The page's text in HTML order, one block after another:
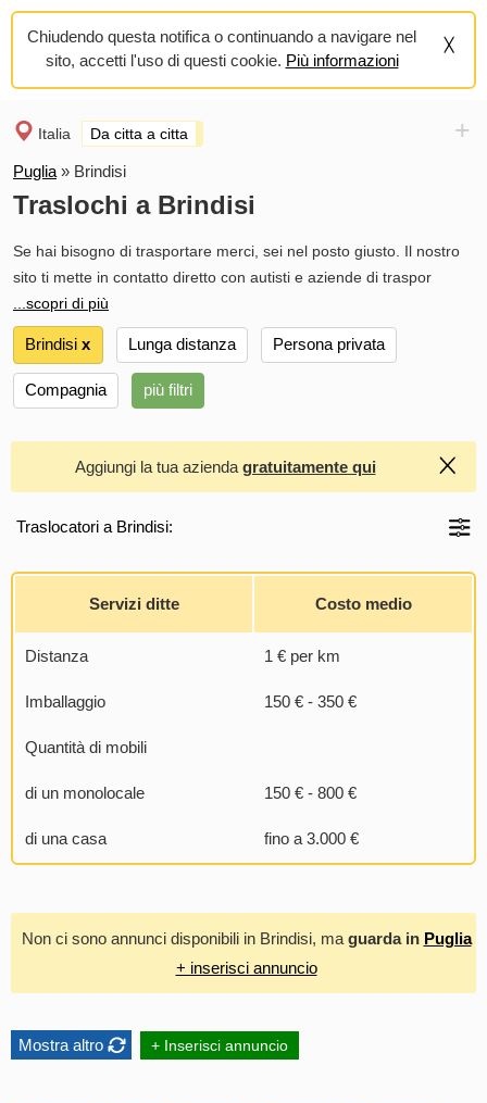
Chiudendo questa notifica o continuando a navigare nel
sito, accetti l'uso di questi cookie. Più informazioni
Italia Da citta a citta +
Puglia » Brindisi
Traslochi a Brindisi
Se hai bisogno di trasportare merci, sei nel posto giusto. Il nostro
sito ti mette in contatto diretto con autisti e aziende di traspor
...scopri di più
Brindisi х Lunga distanza Persona privata
Compagnia più filtri
Aggiungi la tua azienda gratuitamente qui
Traslocatori a Brindisi:
Servizi ditte Costo medio
Distanza 1 € per km
Imballaggio 150 € - 350 €
Quantità di mobili
di un monolocale 150 € - 800 €
di una casa fino a 3.000 €
Non ci sono annunci disponibili in Brindisi, ma guarda in Puglia
+ inserisci annuncio
Mostra altro + Inserisci annuncio